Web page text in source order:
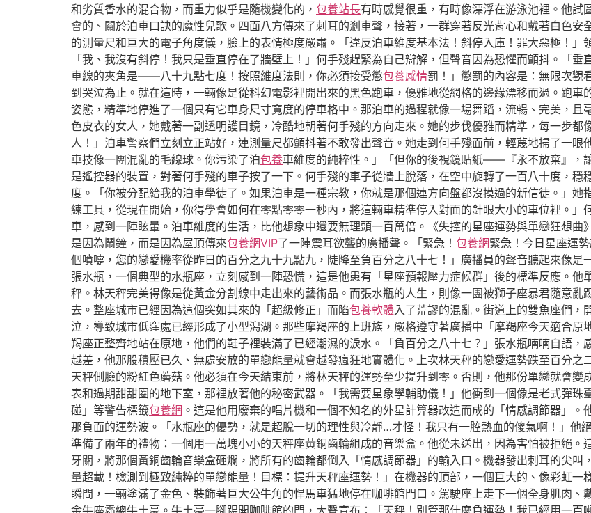
和劣質香水的混合物，而重力似乎是隨機變化的， 包養站長有時感覺很重，有時像漂浮在游泳池裡。他
會的、關於泊車口訣的魔性兒歌。四面八方傳來了刺耳的剎車聲，接著，一群穿著反光背心和戴著白色
的測量尺和巨大的電子角度儀，臉上的表情極度嚴肅。「違反泊車維度基本法！斜停入庫！罪大惡極！」
「我、我沒有斜停！我只是垂直停在了牆壁上！」何手殘趕緊為自己辯解，但聲音因為恐懼而顫抖。「
車線的夾角是——八十九點七度！按照維度法則，你必須接受懲包養感情罰！」懲罰的內容是：無限次觀
到哭泣為止。就在這時，一輛像是從科幻電影裡開出來的黑色跑車，優雅地從網格的邊緣漂移而過。跑
姿態，精準地停進了一個只有它車身尺寸寬度的停車格中。那泊車的過程就像一場舞蹈，流暢、完美，
色皮衣的女人，她戴著一副透明護目鏡，冷酷地朝著何手殘的方向走來。她的步伐優雅而精準，每一步
人！」泊車警察們立刻立正站好，連測量尺都顫抖著不敢發出聲音。她走到何手殘面前，輕蔑地掃了一
車技像一團混亂的毛線球。你污染了泊包養車維度的純粹性。」「但你的後視鏡貼紙——『永不放棄』，
是遙控器的裝置，對著何手殘的車子按了一下。何手殘的車子從牆上脫落，在空中旋轉了一百八十度，
度。「你被分配給我的泊車學徒了。如果泊車是一種宗教，你就是那個連方向盤都沒摸過的新信徒。」
練工具，從現在開始，你得學會如何在零點零零一秒內，將這輛車精準停入對面的針眼大小的車位裡。
車，感到一陣眩暈。泊車維度的生活，比他想象中還要無理頭一百萬倍。《失控的星座運勢與單戀狂想
是因為鬧鐘，而是因為屋頂傳來包養網VIP了一陣震耳欲聾的廣播聲。「緊急！ 包養網緊急！今日星座運
個噴嚏，您的戀愛機率從昨日的百分之九十九點九，陡降至負百分之八十七！」廣播員的聲音聽起來像是
張水瓶，一個典型的水瓶座，立刻感到一陣恐慌，這是他患有「星座預報壓力症候群」後的標準反應。
秤。林天秤完美得像是從黃金分割線中走出來的藝術品。而張水瓶的人生，則像一團被獅子座暴君隨意
去。整座城市已經因為這個突如其來的「超級修正」而陷包養軟體 入了荒謬的混亂。街道上的雙魚座們
泣，導致城市低窪處已經形成了小型潟湖。那些摩羯座的上班族，嚴格遵守著廣播中「摩羯座今天適合
羯座正整齊地站在原地，他們的鞋子裡裝滿了已經潮濕的淚水。「負百分之八十七？」張水瓶喃喃自語
越差，他那股積壓已久、無處安放的單戀能量就會越發瘋狂地實體化。上次林天秤的戀愛運勢跌至百分
天秤側臉的粉紅色蘑菇。他必須在今天結束前，將林天秤的運勢至少提升到零。否則，他那份單戀就會
表和過期甜甜圈的地下室，那裡放著他的秘密武器。「我需要星象學輔助儀！」他衝到一個像是老式彈
碰」等警告標籤包養網 。這是他用廢棄的唱片機和一個不知名的外星計算器改造而成的「情感調節器」
那負面的運勢波。「水瓶座的優勢，就是超脫一切的理性與冷靜…才怪！我只有一腔熱血的傻氣啊！」他
準備了兩年的禮物：一個用一萬塊小小的天秤座黃銅齒輪組成的音樂盒。他從未送出，因為害怕被拒絕。
牙關，將那個黃銅齒輪音樂盒砸爛，將所有的齒輪都倒入「情感調節器」的輸入口。機器發出刺耳的尖
量超載！檢測到極致純粹的單戀能量！目標：提升天秤座運勢！」在機器的頂部，一個巨大的、像彩虹
瞬間，一輛塗滿了金色、裝飾著巨大公牛角的悍馬車猛地停在咖啡館門口。駕駛座上走下一個全身肌肉
金牛座霸總牛土豪。牛土豪一腳踢開咖啡館的門，大聲宣布：「天秤！別管那什麼負運勢！我已經用一百